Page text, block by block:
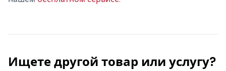
Ищете другой товар или услугу?